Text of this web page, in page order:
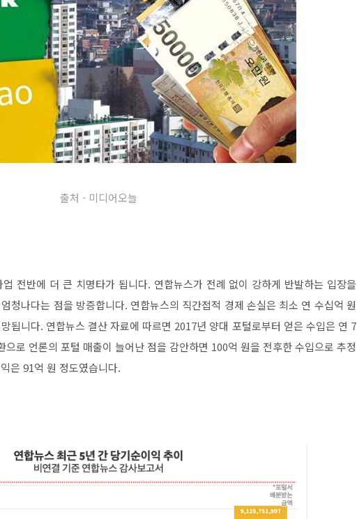
출처 - 미디어오늘
전반에 더 큰 치명타가 됩니다. 연합뉴스가 전례 없이 강하게 반발하는 입장을
청나다는 점을 방증합니다. 연합뉴스의 직간접적 경제 손실은 최소 연 수십억 원
됩니다. 연합뉴스 결산 자료에 따르면 2017년 양대 포털로부터 얻은 수입은 연 7
로 언론의 포털 매출이 늘어난 점을 감안하면 100억 원을 전후한 수입으로 추정
은 91억 원 정도였습니다.